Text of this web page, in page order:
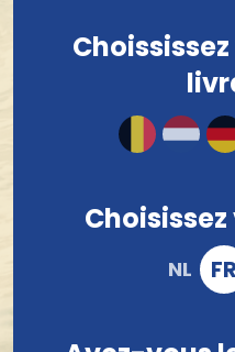
Gouden Carolus Whisky
Infused 75Cl
10,30 €
NL FR